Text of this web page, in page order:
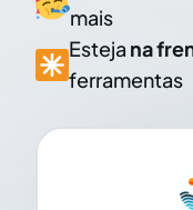
mais
Esteja na
ferramentas